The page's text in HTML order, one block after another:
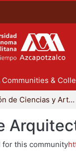
Communities &
División de Ciencias y Artes para el Diseño
for this community